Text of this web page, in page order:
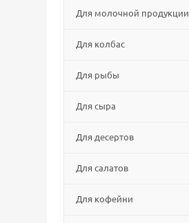
Для молочной продукции
Для колбас
Для рыбы
Для сыра
Для десертов
Для салатов
Для кофейни